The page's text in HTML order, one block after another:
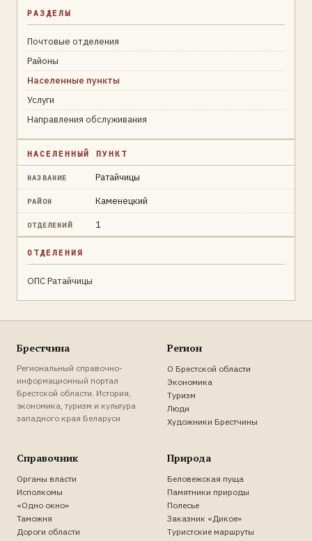
РАЗДЕЛЫ
Почтовые отделения
Районы
Населенные пункты
Услуги
Направления обслуживания
НАСЕЛЕННЫЙ ПУНКТ
НАЗВАНИЕ Ратайчицы
РАЙОН Каменецкий
ОТДЕЛЕНИЙ 1
ОТДЕЛЕНИЯ
ОПС Ратайчицы
Брестчина
Региональный справочно-
информационный портал
Брестской области. История,
экономика, туризм и культура
западного края Беларуси
Регион
О Брестской области
Экономика
Туризм
Люди
Художники Брестчины
Справочник
Органы власти
Исполкомы
«Одно окно»
Таможня
Дороги области
Природа
Беловежская пуща
Памятники природы
Полесье
Заказник «Дикое»
Туристские маршруты